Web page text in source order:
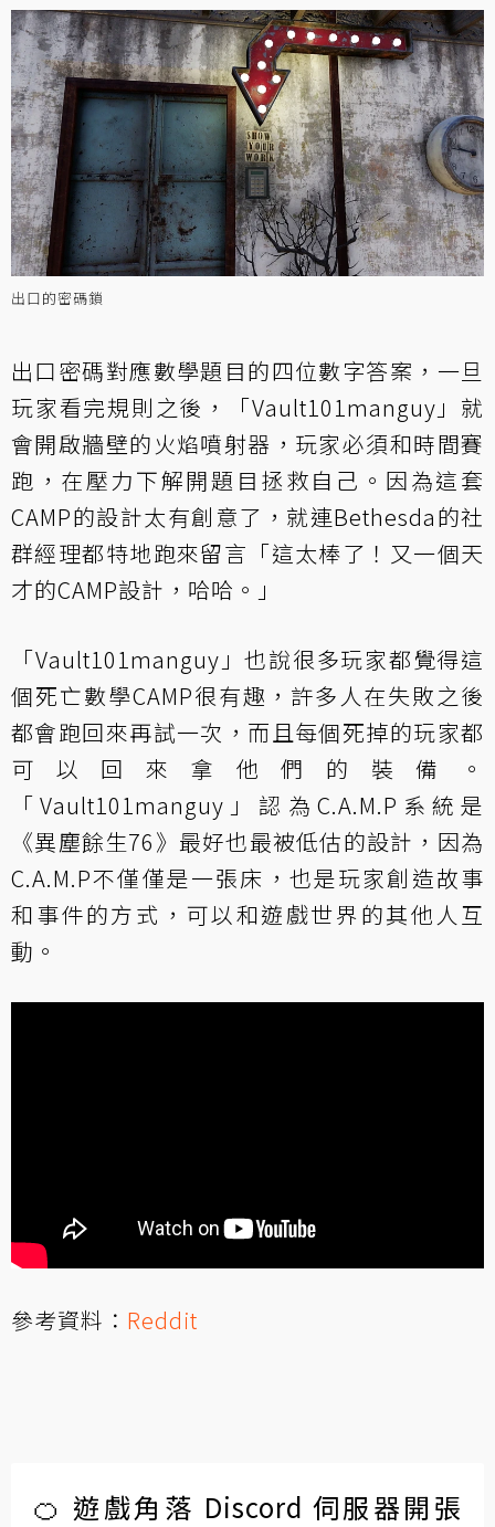
出口的密碼鎖
出口密碼對應數學題目的四位數字答案，一旦
玩家看完規則之後，「Vault101manguy」就
會開啟牆壁的火焰噴射器，玩家必須和時間賽
跑，在壓力下解開題目拯救自己。因為這套
CAMP的設計太有創意了，就連Bethesda的社
群經理都特地跑來留言「這太棒了！又一個天
才的CAMP設計，哈哈。」
「Vault101manguy」也說很多玩家都覺得這
個死亡數學CAMP很有趣，許多人在失敗之後
都會跑回來再試一次，而且每個死掉的玩家都
可以回來拿他們的裝備。
「Vault101manguy」認為C.A.M.P系統是
《異塵餘生76》最好也最被低估的設計，因為
C.A.M.P不僅僅是一張床，也是玩家創造故事
和事件的方式，可以和遊戲世界的其他人互
動。
參考資料： Reddit
🍊 遊戲角落 Discord 伺服器開張